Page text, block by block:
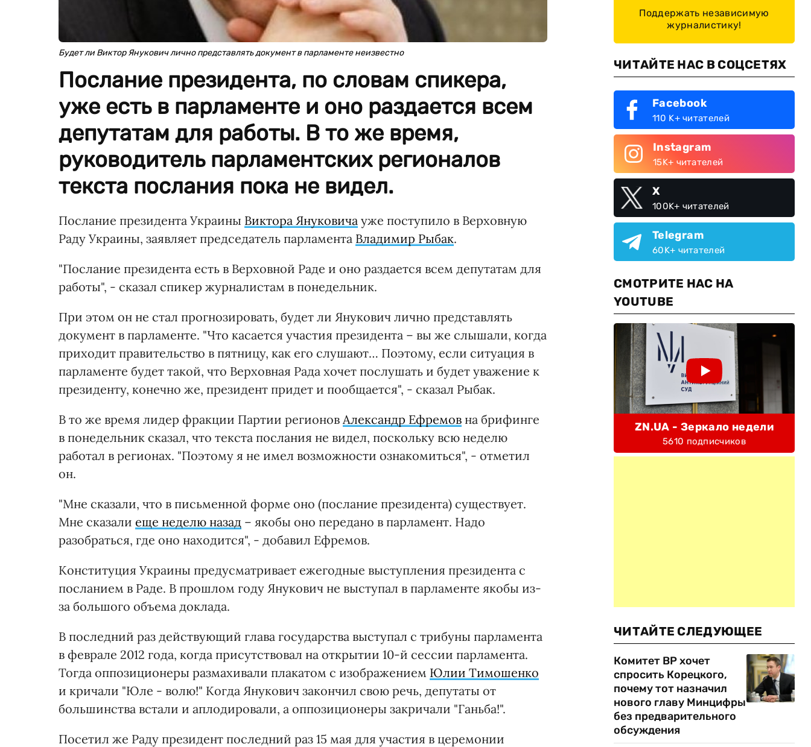
Будет ли Виктор Янукович лично представлять документ в парламенте неизвестно
Послание президента, по словам спикера,
уже есть в парламенте и оно раздается всем
депутатам для работы. В то же время,
руководитель парламентских регионалов
текста послания пока не видел.
Послание президента Украины Виктора Януковича уже поступило в Верховную
Раду Украины, заявляет председатель парламента Владимир Рыбак.
"Послание президента есть в Верховной Раде и оно раздается всем депутатам для
работы", - сказал спикер журналистам в понедельник.
При этом он не стал прогнозировать, будет ли Янукович лично представлять
документ в парламенте. "Что касается участия президента – вы же слышали, когда
приходит правительство в пятницу, как его слушают… Поэтому, если ситуация в
парламенте будет такой, что Верховная Рада хочет послушать и будет уважение к
президенту, конечно же, президент придет и пообщается", - сказал Рыбак.
В то же время лидер фракции Партии регионов Александр Ефремов на брифинге
в понедельник сказал, что текста послания не видел, поскольку всю неделю
работал в регионах. "Поэтому я не имел возможности ознакомиться", - отметил
он.
"Мне сказали, что в письменной форме оно (послание президента) существует.
Мне сказали еще неделю назад – якобы оно передано в парламент. Надо
разобраться, где оно находится", - добавил Ефремов.
Конституция Украины предусматривает ежегодные выступления президента с
посланием в Раде. В прошлом году Янукович не выступал в парламенте якобы из-
за большого объема доклада.
В последний раз действующий глава государства выступал с трибуны парламента
в феврале 2012 года, когда присутствовал на открытии 10-й сессии парламента.
Тогда оппозиционеры размахивали плакатом с изображением Юлии Тимошенко
и кричали "Юле - волю!" Когда Янукович закончил свою речь, депутаты от
большинства встали и аплодировали, а оппозиционеры закричали "Ганьба!".
Посетил же Раду президент последний раз 15 мая для участия в церемонии
Поддержать независимую
журналистику!
ЧИТАЙТЕ НАС В СОЦСЕТЯХ
Facebook
110 K+ читателей
Instagram
15K+ читателей
X
100K+ читателей
Telegram
60K+ читателей
СМОТРИТЕ НАС НА
YOUTUBE
ZN.UA - Зеркало недели
5610 подписчиков
ЧИТАЙТЕ СЛЕДУЮЩЕЕ
Комитет ВР хочет
спросить Корецкого,
почему тот назначил
нового главу Минцифры
без предварительного
обсуждения